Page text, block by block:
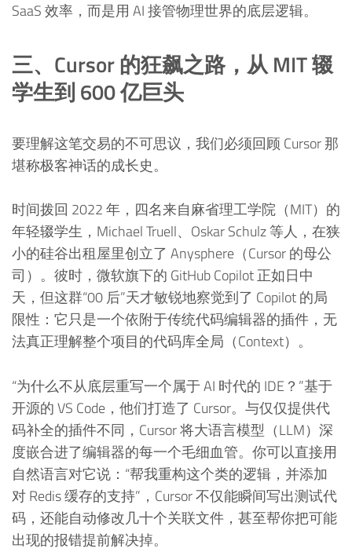
SaaS 效率，而是用 AI 接管物理世界的底层逻辑。
三、Cursor 的狂飙之路，从 MIT 辍
学生到 600 亿巨头
要理解这笔交易的不可思议，我们必须回顾 Cursor 那
堪称极客神话的成长史。
时间拨回 2022 年，四名来自麻省理工学院（MIT）的
年轻辍学生，Michael Truell、Oskar Schulz 等人，在狭
小的硅谷出租屋里创立了 Anysphere（Cursor 的母公
司）。彼时，微软旗下的 GitHub Copilot 正如日中
天，但这群“00 后”天才敏锐地察觉到了 Copilot 的局
限性：它只是一个依附于传统代码编辑器的插件，无
法真正理解整个项目的代码库全局（Context）。
“为什么不从底层重写一个属于 AI 时代的 IDE？”基于
开源的 VS Code，他们打造了 Cursor。与仅仅提供代
码补全的插件不同，Cursor 将大语言模型（LLM）深
度嵌合进了编辑器的每一个毛细血管。你可以直接用
自然语言对它说：“帮我重构这个类的逻辑，并添加
对 Redis 缓存的支持”，Cursor 不仅能瞬间写出测试代
码，还能自动修改几十个关联文件，甚至帮你把可能
出现的报错提前解决掉。